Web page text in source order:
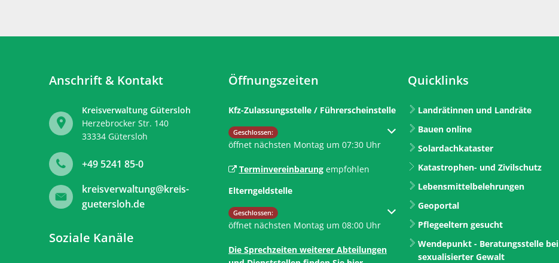
Anschrift & Kontakt
Kreisverwaltung Gütersloh
Herzebrocker Str. 140
33334 Gütersloh
+49 5241 85-0
kreisverwaltung@kreis-
guetersloh.de
Soziale Kanäle
Öffnungszeiten
Kfz-Zulassungsstelle / Führerscheinstelle
Klicken, um weitere Öffnungs- oder Schließzeiten auszublenden
Geschlossen:
öffnet nächsten Montag um 07:30 Uhr
Terminvereinbarungempfohlen
Elterngeldstelle
Klicken, um weitere Öffnungs- oder Schließzeiten auszublenden
Geschlossen:
öffnet nächsten Montag um 08:00 Uhr
Die Sprechzeiten weiterer Abteilungen
Quicklinks
Landrätinnen und Landräte
Bauen online
Solardachkataster
Katastrophen- und Zivilschutz
Lebensmittelbelehrungen
Geoportal
Pflegeeltern gesucht
Wendepunkt - Beratungsstelle bei
sexualisierter Gewalt